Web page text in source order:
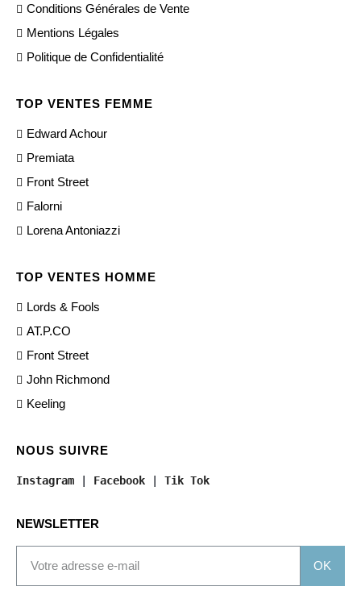
Conditions Générales de Vente
Mentions Légales
Politique de Confidentialité
TOP VENTES FEMME
Edward Achour
Premiata
Front Street
Falorni
Lorena Antoniazzi
TOP VENTES HOMME
Lords & Fools
AT.P.CO
Front Street
John Richmond
Keeling
NOUS SUIVRE
Instagram | Facebook | Tik Tok
NEWSLETTER
OK